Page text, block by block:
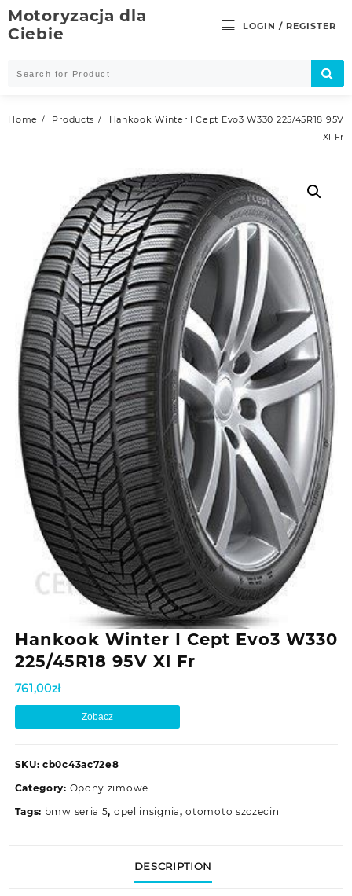
Skip
to
content
Motoryzacja dla
Ciebie
LOGIN / REGISTER
Home Products
Hankook Winter I Cept Evo3 W330 225/45R18 95V
Xl Fr
Hankook Winter I Cept Evo3 W330
225/45R18 95V Xl Fr
761,00zł
Zobacz
SKU: cb0c43ac72e8
Category: Opony zimowe
Tags: bmw seria 5, opel insignia,otomoto szczecin
DESCRIPTION